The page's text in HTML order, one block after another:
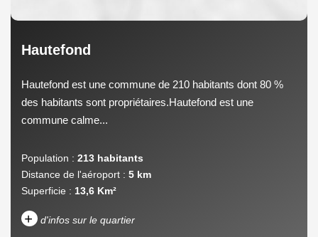
Hautefond
Hautefond est une commune de 210 habitants dont 80 %
des habitants sont propriétaires.Hautefond est une
commune calme...
Population : 213 habitants
Distance de l'aéroport : 5 km
Superficie : 13,6 Km²
+ d'infos sur le quartier